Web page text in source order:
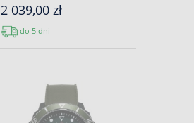
2 039,00 zł
do 5 dni